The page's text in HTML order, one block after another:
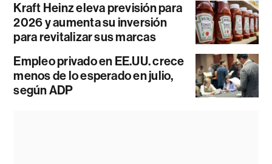
Kraft Heinz eleva previsión para
2026 y aumenta su inversión
para revitalizar sus marcas
Empleo privado en EE.UU. crece
menos de lo esperado en julio,
según ADP